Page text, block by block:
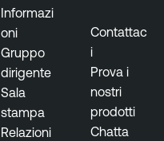
Informazi
oni
Gruppo
dirigente
Sala
stampa
Relazioni
Contattac
i
Prova i
nostri
prodotti
Chatta